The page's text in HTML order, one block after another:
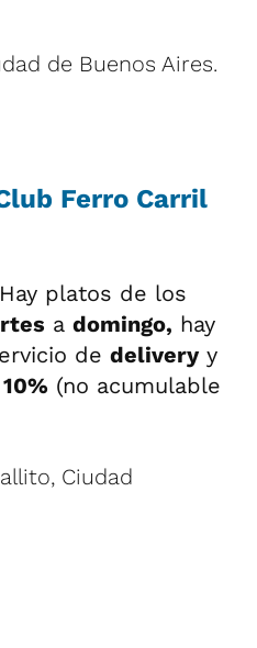
de Buenos Aires.
Ferro Carril
platos de los
a domingo, hay
de deliveryy
10% (no acumulable
Ciudad